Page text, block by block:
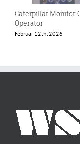
Caterpillar Monitor
Operator
Februar 12th, 2026